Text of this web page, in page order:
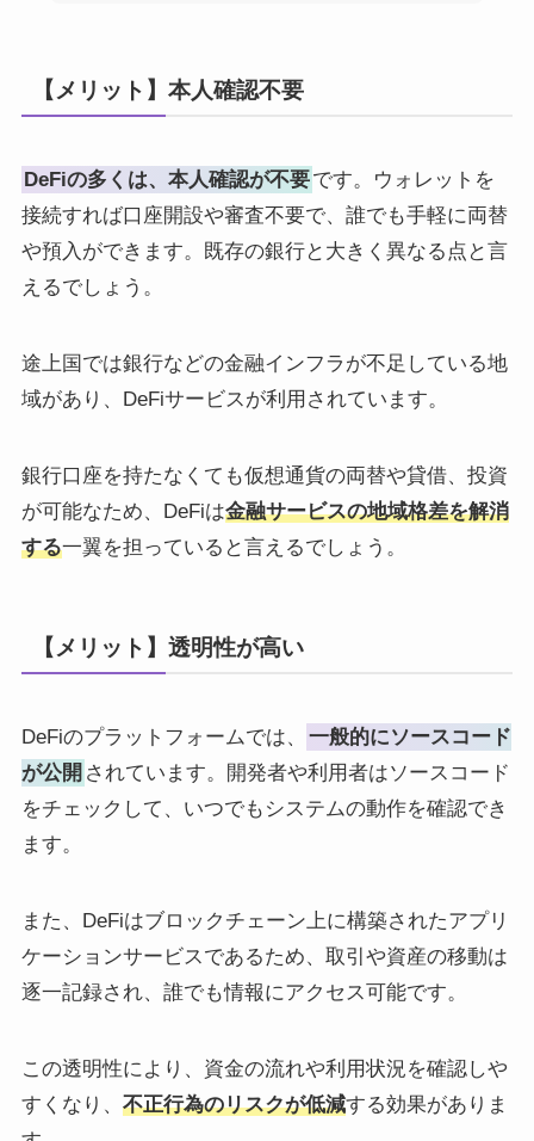
【メリット】本人確認不要
DeFiの多くは、本人確認が不要です。ウォレットを
接続すれば口座開設や審査不要で、誰でも手軽に両替
や預入ができます。既存の銀行と大きく異なる点と言
えるでしょう。
途上国では銀行などの金融インフラが不足している地
域があり、DeFiサービスが利用されています。
銀行口座を持たなくても仮想通貨の両替や貸借、投資
が可能なため、DeFiは金融サービスの地域格差を解消
する一翼を担っていると言えるでしょう。
【メリット】透明性が高い
DeFiのプラットフォームでは、
一般的にソースコード
が公開 されています。開発者や利用者はソースコード
をチェックして、いつでもシステムの動作を確認でき
ます。
また、DeFiはブロックチェーン上に構築されたアプリ
ケーションサービスであるため、取引や資産の移動は
逐一記録され、誰でも情報にアクセス可能です。
この透明性により、資金の流れや利用状況を確認しや
すくなり、 不正行為のリスクが低減する効果がありま